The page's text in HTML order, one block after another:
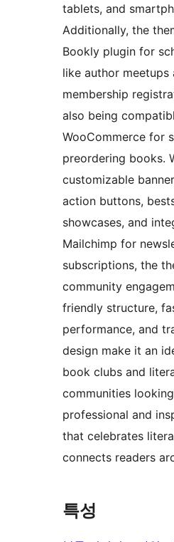
tablets, and
Additionally, the
Bookly plugin for
like author meetups
membership
also being
WooCommerce for
preordering books.
customizable
action buttons,
showcases, and
Mailchimp for
subscriptions, the
community
friendly structure,
performance, and
design make it an
book clubs and
communities
professional and
that celebrates
connects readers
특성